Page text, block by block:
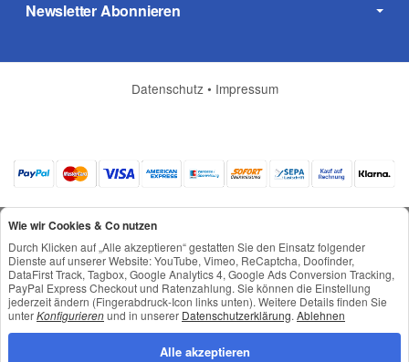
Newsletter Abonnieren
Datenschutz • Impressum
*Alle Preise inkl. gesetzlicher USt., zzgl.Versand
© © Toneroffice.de
Powered byJTL-Shop
Konzeption und Umsetzung durchwebimpact GmbH
Wie wir Cookies & Co nutzen
Durch Klicken auf „Alle akzeptieren“ gestatten Sie den Einsatz folgender
Dienste auf unserer Website: YouTube, Vimeo, ReCaptcha, Doofinder,
DataFirst Track, Tagbox, Google Analytics 4, Google Ads Conversion Tracking,
PayPal Express Checkout und Ratenzahlung. Sie können die Einstellung
jederzeit ändern (Fingerabdruck-Icon links unten). Weitere Details finden Sie
unterKonfigurierenund in unserer Datenschutzerklärung. Ablehnen
Alle akzeptieren